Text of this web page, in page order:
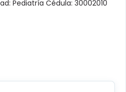
Pediatría Cédula: 30002010